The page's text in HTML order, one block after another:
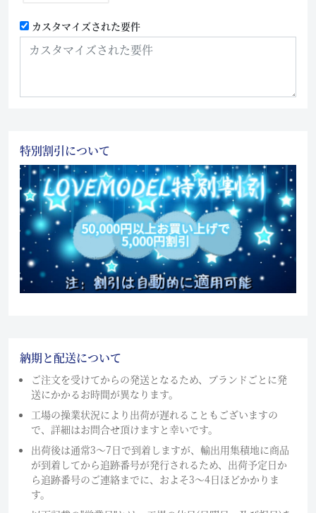
カスタマイズされた要件
特別割引について
納期と配送について
ご注文を受けてからの発送となるため、ブランドごとに発
送にかかるお時間が異なります。
工場の操業状況により出荷が遅れることもございますの
で、詳細はお問合せ頂けますと幸いです。
出荷後は通常3～7日で到着しますが、輸出用集積地に商品
が到着してから追跡番号が発行されるため、出荷予定日か
ら追跡番号のご連絡までに、およそ3〜4日ほどかかりま
す。